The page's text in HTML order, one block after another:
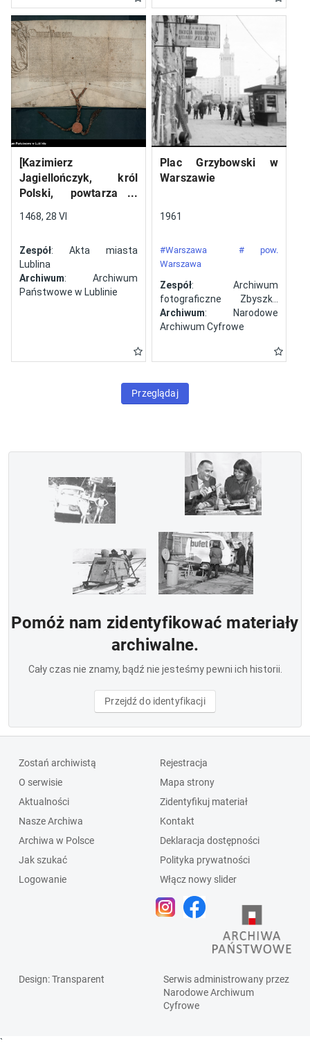
[Kazimierz
Jagiellończyk, król
Polski, powtarza i
wystawiony w Lublinie,
Jana ze Szczekocin,
starostę
1468, 28 VI
Zespół: Akta miasta
Lublina
Archiwum: Archiwum
Państwowe w Lublinie
Plac Grzybowski w
Warszawie
1961
#Warszawa
# pow.
Warszawa
Zespół: Archiwum
fotograficzne Zbyszka
Siemaszki
Archiwum: Narodowe
Archiwum Cyfrowe
Przeglądaj
Pomóż nam zidentyfikować materiały
archiwalne.
Cały czas nie znamy, bądź nie jesteśmy pewni ich historii.
Przejdź do identyfikacji
Zostań archiwistą
O serwisie
Aktualności
Nasze Archiwa
Archiwa w Polsce
Jak szukać
Logowanie
Rejestracja
Mapa strony
Zidentyfikuj materiał
Kontakt
Deklaracja dostępności
Polityka prywatności
Włącz nowy slider
Design: Transparent
Serwis administrowany przez
Narodowe Archiwum
Cyfrowe
`